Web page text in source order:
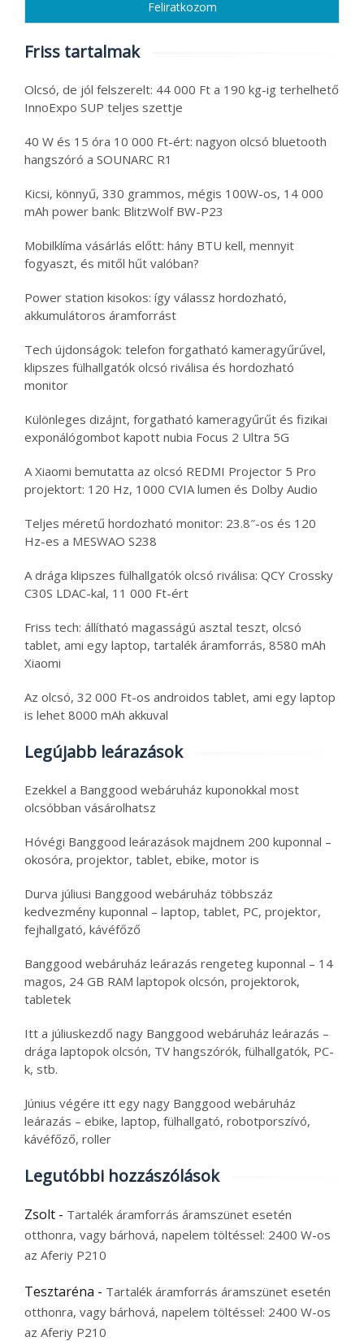
Friss tartalmak
Olcsó, de jól felszerelt: 44 000 Ft a 190 kg-ig terhelhető
InnoExpo SUP teljes szettje
40 W és 15 óra 10 000 Ft-ért: nagyon olcsó bluetooth
hangszóró a SOUNARC R1
Kicsi, könnyű, 330 grammos, mégis 100W-os, 14 000
mAh power bank: BlitzWolf BW-P23
Mobilklíma vásárlás előtt: hány BTU kell, mennyit
fogyaszt, és mitől hűt valóban?
Power station kisokos: így válassz hordozható,
akkumulátoros áramforrást
Tech újdonságok: telefon forgatható kameragyűrűvel,
klipszes fülhallgatók olcsó riválisa és hordozható
monitor
Különleges dizájnt, forgatható kameragyűrűt és fizikai
exponálógombot kapott nubia Focus 2 Ultra 5G
A Xiaomi bemutatta az olcsó REDMI Projector 5 Pro
projektort: 120 Hz, 1000 CVIA lumen és Dolby Audio
Teljes méretű hordozható monitor: 23.8″-os és 120
Hz-es a MESWAO S238
A drága klipszes fülhallgatók olcsó riválisa: QCY Crossky
C30S LDAC-kal, 11 000 Ft-ért
Friss tech: állítható magasságú asztal teszt, olcsó
tablet, ami egy laptop, tartalék áramforrás, 8580 mAh
Xiaomi
Az olcsó, 32 000 Ft-os androidos tablet, ami egy laptop
is lehet 8000 mAh akkuval
Legújabb leárazások
Ezekkel a Banggood webáruház kuponokkal most
olcsóbban vásárolhatsz
Hóvégi Banggood leárazások majdnem 200 kuponnal –
okosóra, projektor, tablet, ebike, motor is
Durva júliusi Banggood webáruház többszáz
kedvezmény kuponnal – laptop, tablet, PC, projektor,
fejhallgató, kávéfőző
Banggood webáruház leárazás rengeteg kuponnal – 14
magos, 24 GB RAM laptopok olcsón, projektorok,
tabletek
Itt a júliuskezdő nagy Banggood webáruház leárazás –
drága laptopok olcsón, TV hangszórók, fülhallgatók, PC-
k, stb.
Június végére itt egy nagy Banggood webáruház
leárazás – ebike, laptop, fülhallgató, robotporszívó,
kávéfőző, roller
Legutóbbi hozzászólások
Zsolt - Tartalék áramforrás áramszünet esetén
otthonra, vagy bárhová, napelem töltéssel: 2400 W-os
az Aferiy P210
Tesztaréna - Tartalék áramforrás áramszünet esetén
otthonra, vagy bárhová, napelem töltéssel: 2400 W-os
az Aferiy P210